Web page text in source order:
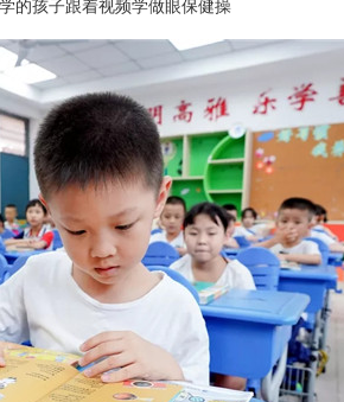
的孩子跟着视频学做眼保健操